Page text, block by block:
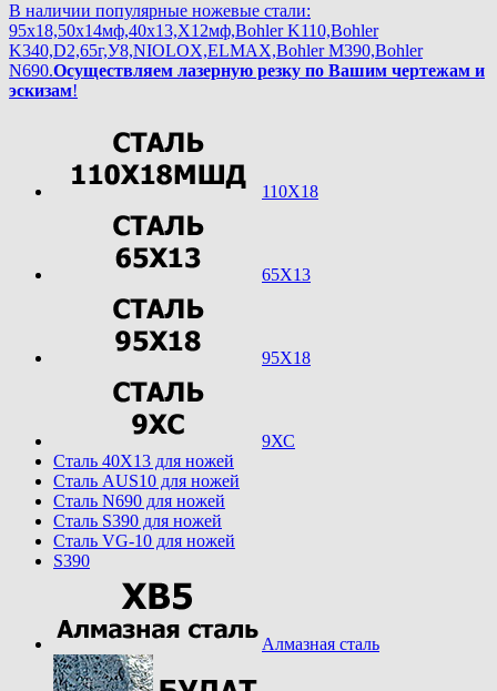
В наличии популярные ножевые стали:
95х18,50х14мф,40х13,Х12мф,Bohler K110,Bohler
K340,D2,65г,У8,NIOLOX,ELMAX,Bohler М390,Bohler
N690.Осуществляем лазерную резку по Вашим чертежам и
эскизам!
110Х18
65Х13
95Х18
9ХС
Cталь 40Х13 для ножей
Cталь AUS10 для ножей
Cталь N690 для ножей
Cталь S390 для ножей
Cталь VG-10 для ножей
S390
Алмазная сталь